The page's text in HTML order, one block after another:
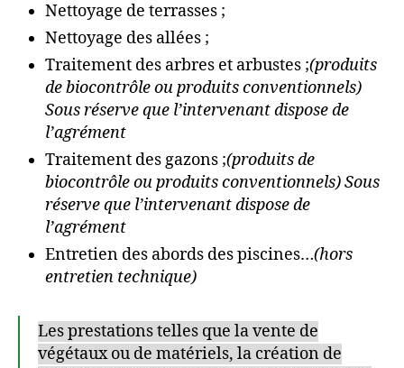
Nettoyage de terrasses ;
Nettoyage des allées ;
Traitement des arbres et arbustes ;(produits
de biocontrôle ou produits conventionnels)
Sous réserve que l’intervenant dispose de
l’agrément
Traitement des gazons ;(produits de
biocontrôle ou produits conventionnels) Sous
réserve que l’intervenant dispose de
l’agrément
Entretien des abords des piscines…(hors
entretien technique)
Les prestations telles que la vente de
végétaux ou de matériels, la création de